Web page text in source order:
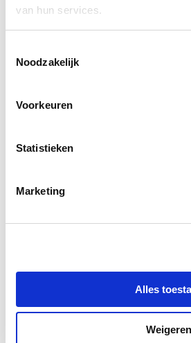
van hun services.
Noodzakelijk
Voorkeuren
Statistieken
Marketing
Alles
Weigeren
Nationale Feestdag 2026
Lees meer
Tomorrowland
Nationaal Instituut voor Criminalistiek en
Tomorrowland. Al voor het derde jaar op
onmiddellijk de drugs die door de politie